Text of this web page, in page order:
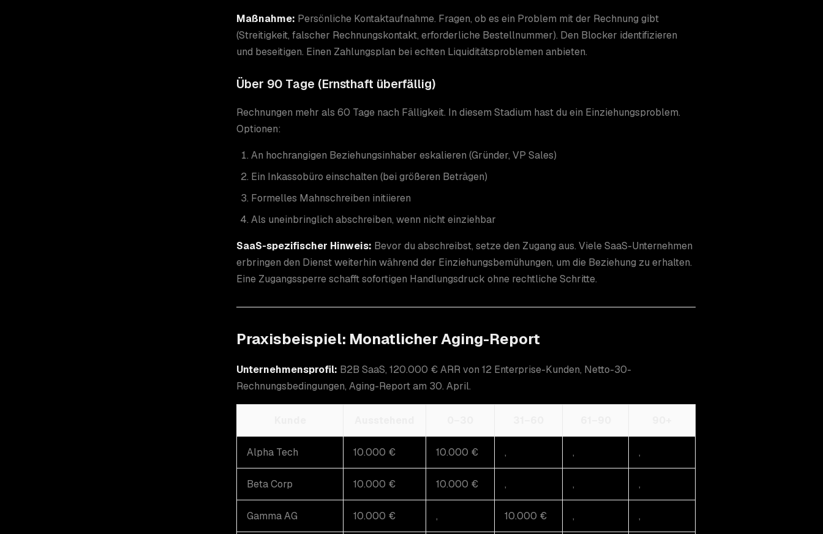
Maßnahme: Persönliche Kontaktaufnahme. Fragen, ob es ein Problem mit der Rechnung gibt
(Streitigkeit, falscher Rechnungskontakt, erforderliche Bestellnummer). Den Blocker identifizieren
und beseitigen. Einen Zahlungsplan bei echten Liquiditätsproblemen anbieten.
Über 90 Tage (Ernsthaft überfällig)
Rechnungen mehr als 60 Tage nach Fälligkeit. In diesem Stadium hast du ein Einziehungsproblem.
Optionen:
An hochrangigen Beziehungsinhaber eskalieren (Gründer, VP Sales)
Ein Inkassobüro einschalten (bei größeren Beträgen)
Formelles Mahnschreiben initiieren
Als uneinbringlich abschreiben, wenn nicht einziehbar
SaaS-spezifischer Hinweis: Bevor du abschreibst, setze den Zugang aus. Viele SaaS-Unternehmen
erbringen den Dienst weiterhin während der Einziehungsbemühungen, um die Beziehung zu erhalten.
Eine Zugangssperre schafft sofortigen Handlungsdruck ohne rechtliche Schritte.
Praxisbeispiel: Monatlicher Aging-Report
Unternehmensprofil: B2B SaaS, 120.000 € ARR von 12 Enterprise-Kunden, Netto-30-
Rechnungsbedingungen, Aging-Report am 30. April.
Alpha Tech 10.000 € 10.000 € , , ,
Beta Corp 10.000 € 10.000 € , , ,
Gamma AG 10.000 € , 10.000 € , ,